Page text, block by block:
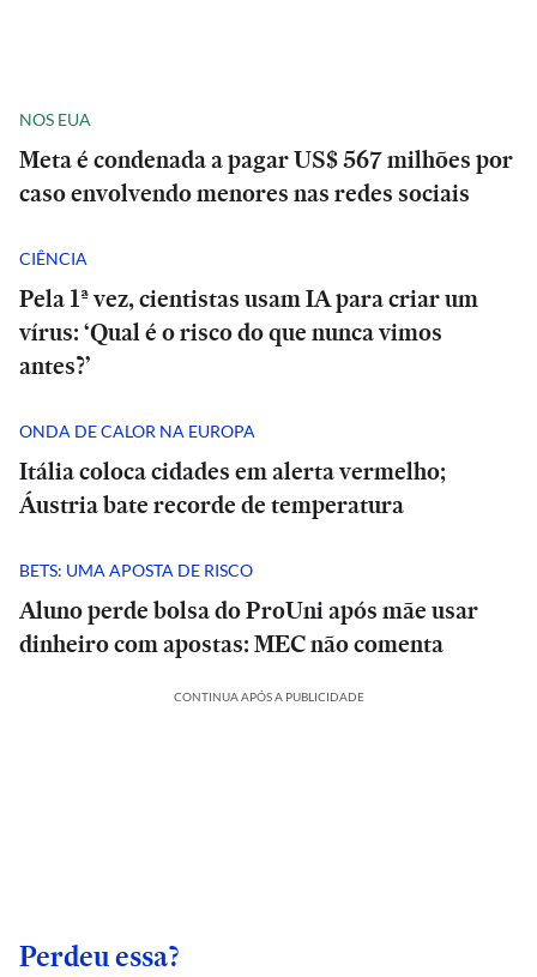
NOS EUA
Meta é condenada a pagar US$ 567 milhões por
caso envolvendo menores nas redes sociais
CIÊNCIA
Pela 1ª vez, cientistas usam IA para criar um
vírus: ‘Qual é o risco do que nunca vimos
antes?’
ONDA DE CALOR NA EUROPA
Itália coloca cidades em alerta vermelho;
Áustria bate recorde de temperatura
BETS: UMA APOSTA DE RISCO
Aluno perde bolsa do ProUni após mãe usar
dinheiro com apostas: MEC não comenta
CONTINUA APÓS A PUBLICIDADE
Perdeu essa?